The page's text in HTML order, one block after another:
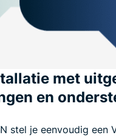
met
en
stel je eenvoudig een